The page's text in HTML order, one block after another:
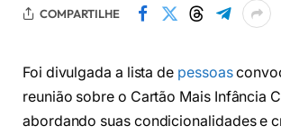
COMPARTILHE
Foi divulgada a lista de pessoas
reunião sobre o Cartão Mais Infância
abordando suas condicionalidades e